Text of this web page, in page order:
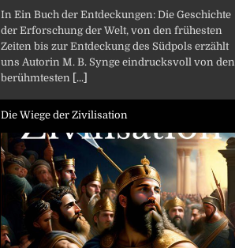
In Ein Buch der Entdeckungen: Die Geschichte
der Erforschung der Welt, von den frühesten
Zeiten bis zur Entdeckung des Südpols erzählt
uns Autorin M. B. Synge eindrucksvoll von den
berühmtesten [...]
Die Wiege der Zivilisation